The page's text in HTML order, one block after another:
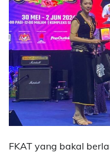
FKAT yang bakal